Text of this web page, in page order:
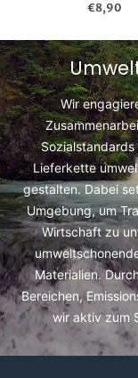
€8,90
Wir
Sozialstandards
Lieferkette
gestalten. Dabei
Umgebung, um
Wirtschaft zu
Materialien.
Bereichen,
wir aktiv zum